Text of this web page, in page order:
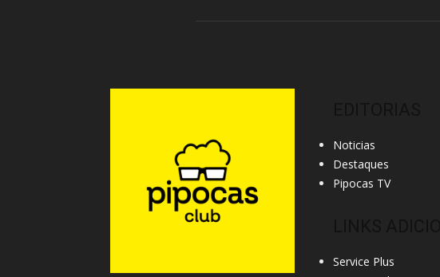
Noticias
Destaques
Pipocas TV
Service Plus